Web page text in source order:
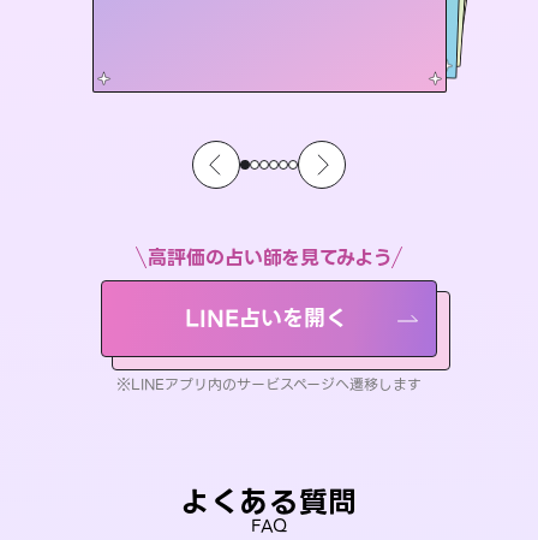
高評価の占い師を見てみよう
LINE占いを開く
※LINEアプリ内のサービスページへ遷移します
よくある質問
FAQ